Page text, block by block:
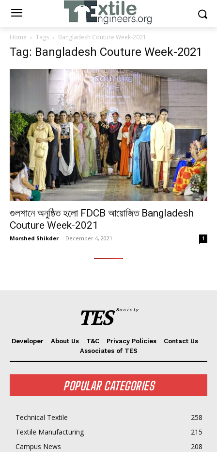
Home Tags Bangladesh Couture Week-2021
Tag: Bangladesh Couture Week-2021
গুলশানে অনুষ্ঠিত হলো FDCB আয়োজিত Bangladesh
Couture Week-2021
Morshed Shikder - December 4, 2021 1
TES Society
Developer About Us T&C Privacy Policies
Contact Us
Associates of TES
POPULAR CATEGORIES
Technical Textile
258
Textile Manufacturing
215
Campus News
208